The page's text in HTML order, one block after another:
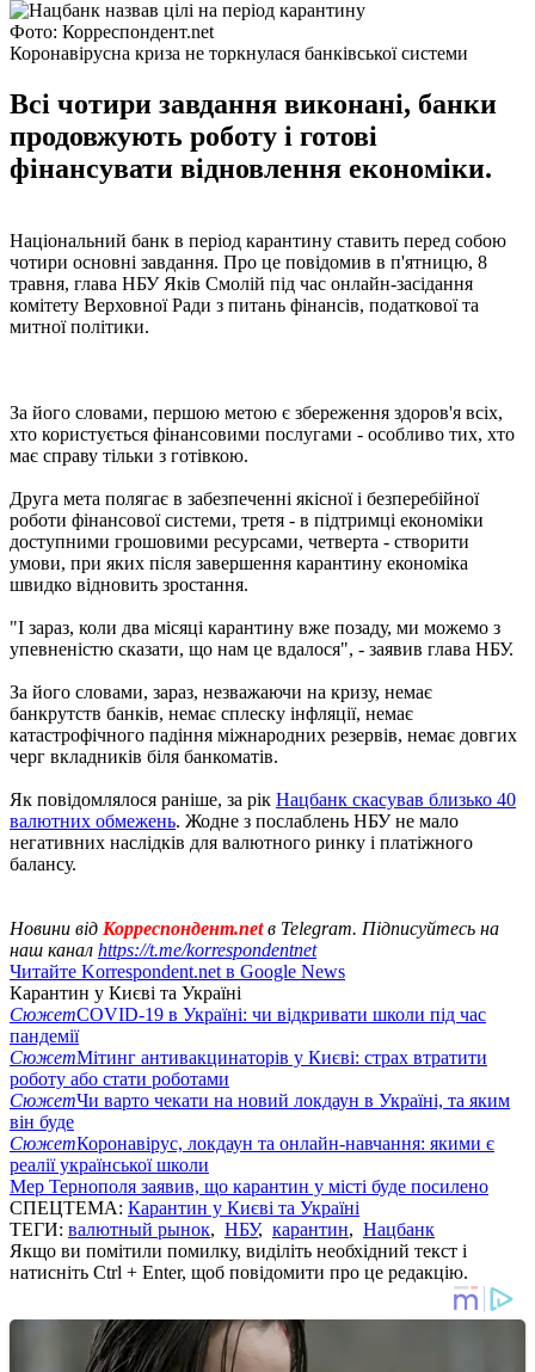
Фото: Корреспондент.net
Коронавірусна криза не торкнулася банківської системи
Всі чотири завдання виконані, банки
продовжують роботу і готові
фінансувати відновлення економіки.
Національний банк в період карантину ставить перед собою
чотири основні завдання. Про це повідомив в п'ятницю, 8
травня, глава НБУ Яків Смолій під час онлайн-засідання
комітету Верховної Ради з питань фінансів, податкової та
митної політики.
За його словами, першою метою є збереження здоров'я всіх,
хто користується фінансовими послугами - особливо тих, хто
має справу тільки з готівкою.
Друга мета полягає в забезпеченні якісної і безперебійної
роботи фінансової системи, третя - в підтримці економіки
доступними грошовими ресурсами, четверта - створити
умови, при яких після завершення карантину економіка
швидко відновить зростання.
"І зараз, коли два місяці карантину вже позаду, ми можемо з
упевненістю сказати, що нам це вдалося", - заявив глава НБУ.
За його словами, зараз, незважаючи на кризу, немає
банкрутств банків, немає сплеску інфляції, немає
катастрофічного падіння міжнародних резервів, немає довгих
черг вкладників біля банкоматів.
Як повідомлялося раніше, за рік Нацбанк скасував близько 40
валютних обмежень. Жодне з послаблень НБУ не мало
негативних наслідків для валютного ринку і платіжного
балансу.
Новини від Корреспондент.netв Telegram. Підписуйтесь на
наш канал https://t.me/korrespondentnet
Читайте Korrespondent.net в Google News
Карантин у Києві та Україні
СюжетCOVID-19 в Україні: чи відкривати школи під час
пандемії
СюжетМітинг антивакцинаторів у Києві: страх втратити
роботу або стати роботами
СюжетЧи варто чекати на новий локдаун в Україні, та яким
він буде
СюжетКоронавірус, локдаун та онлайн-навчання: якими є
реалії української школи
Мер Тернополя заявив, що карантин у місті буде посилено
СПЕЦТЕМА: Карантин у Києві та Україні
ТЕГИ: валютный рынок, НБУ, карантин, Нацбанк
Якщо ви помітили помилку, виділіть необхідний текст і
натисніть Ctrl + Enter, щоб повідомити про це редакцію.